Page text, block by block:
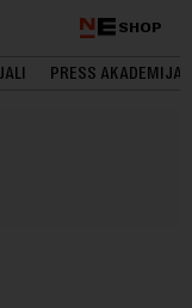
SHOP
PRESS AKADEMIJA